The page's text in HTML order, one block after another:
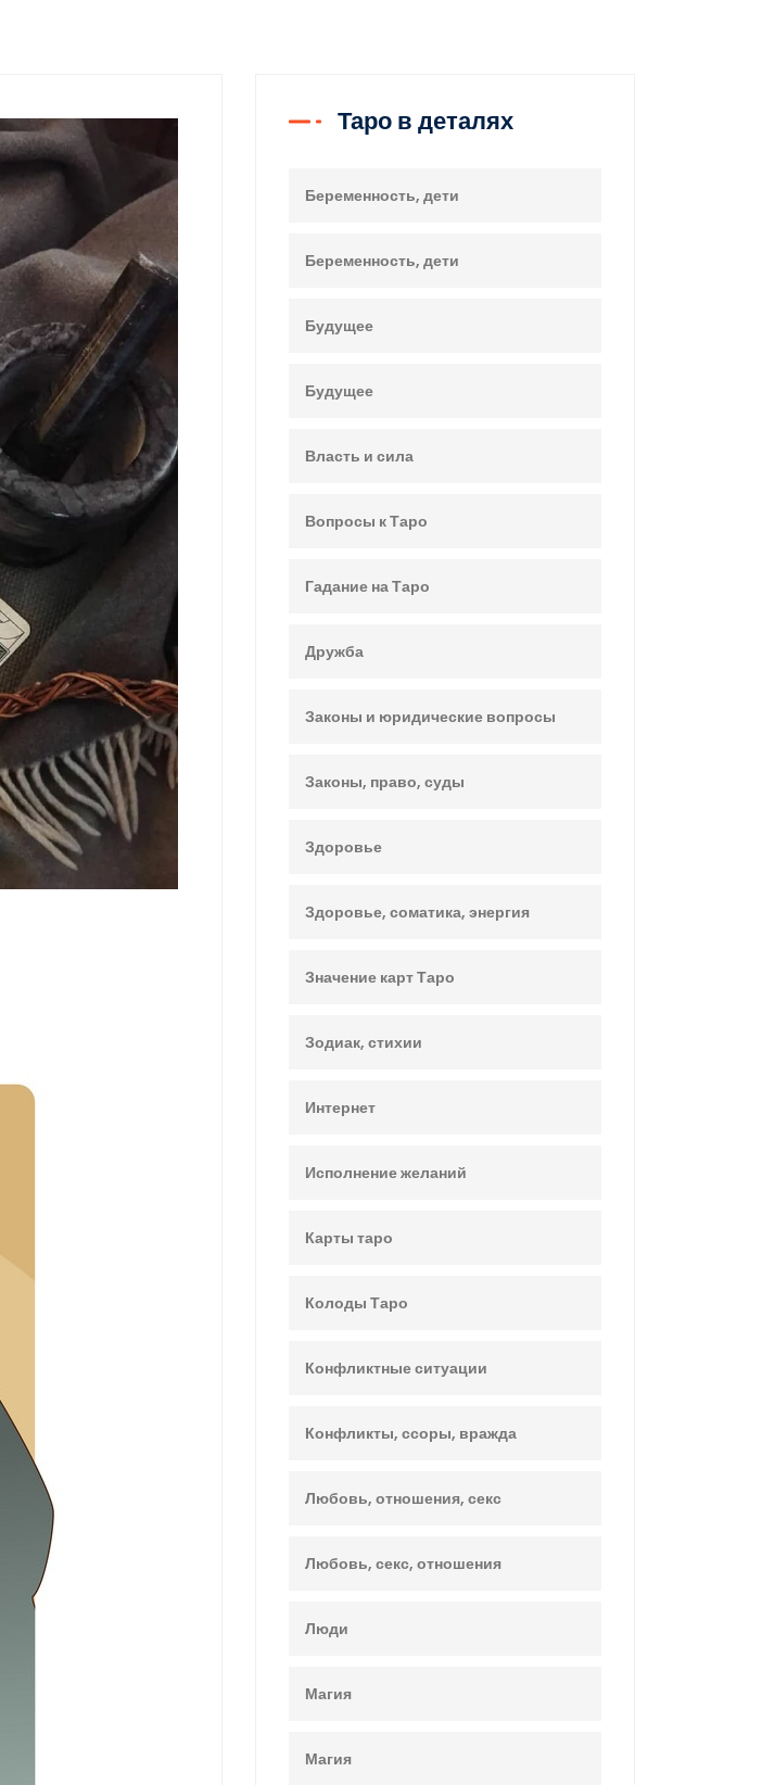
Таро в деталях
Беременность, дети
Беременность, дети
Будущее
Будущее
Власть и сила
Вопросы к Таро
Гадание на Таро
Дружба
Законы и юридические вопросы
Законы, право, суды
Здоровье
Здоровье, соматика, энергия
Значение карт Таро
Зодиак, стихии
Интернет
Исполнение желаний
Карты таро
Колоды Таро
Конфликтные ситуации
Конфликты, ссоры, вражда
Любовь, отношения, секс
Любовь, секс, отношения
Люди
Магия
Магия